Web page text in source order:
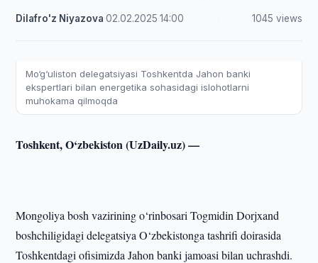
Dilafro'z Niyazova ·02.02.2025 ·14:00 1045 views
Mo‘g‘uliston delegatsiyasi Toshkentda Jahon banki
ekspertlari bilan energetika sohasidagi islohotlarni
muhokama qilmoqda
Toshkent, O‘zbekiston (UzDaily.uz) —
Mongoliya bosh vazirining o‘rinbosari Togmidin Dorjxand
boshchiligidagi delegatsiya O‘zbekistonga tashrifi doirasida
Toshkentdagi ofisimizda Jahon banki jamoasi bilan uchrashdi.